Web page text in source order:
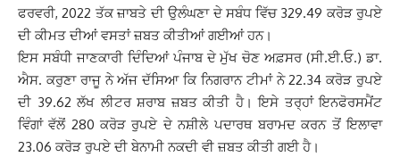
ਫਰਵਰੀ, 2022 ਤੱਕ ਜ਼ਾਬਤੇ ਦੀ ਉਲੰਘਣਾ ਦੇ ਸਬੰਧ ਵਿੱਚ 329.49 ਕਰੋੜ ਰੁਪਏ
ਦੀ ਕੀਮਤ ਦੀਆਂ ਵਸਤਾਂ ਜ਼ਬਤ ਕੀਤੀਆਂ ਗਈਆਂ ਹਨ।
ਇਸ ਸਬੰਧੀ ਜਾਣਕਾਰੀ ਦਿੰਦਿਆਂ ਪੰਜਾਬ ਦੇ ਮੁੱਖ ਚੋਣ ਅਫ਼ਸਰ (ਸੀ.ਈ.ਓ.) ਡਾ.
ਐਸ. ਕਰੁਣਾ ਰਾਜੂ ਨੇ ਅੱਜ ਦੱਸਿਆ ਕਿ ਨਿਗਰਾਨ ਟੀਮਾਂ ਨੇ 22.34 ਕਰੋੜ ਰੁਪਏ
ਦੀ 39.62 ਲੱਖ ਲੀਟਰ ਸ਼ਰਾਬ ਜ਼ਬਤ ਕੀਤੀ ਹੈ। ਇਸੇ ਤਰ੍ਹਾਂ ਇਨਫੋਰਸਮੈਂਟ
ਵਿੰਗਾਂ ਵੱਲੋਂ 280 ਕਰੋੜ ਰੁਪਏ ਦੇ ਨਸ਼ੀਲੇ ਪਦਾਰਥ ਬਰਾਮਦ ਕਰਨ ਤੋਂ ਇਲਾਵਾ
23.06 ਕਰੋੜ ਰੁਪਏ ਦੀ ਬੇਨਾਮੀ ਨਕਦੀ ਵੀ ਜ਼ਬਤ ਕੀਤੀ ਗਈ ਹੈ।